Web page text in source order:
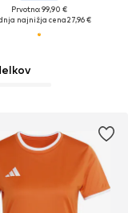
Prvotno: 99,90 €
najnižja cena27,96 €